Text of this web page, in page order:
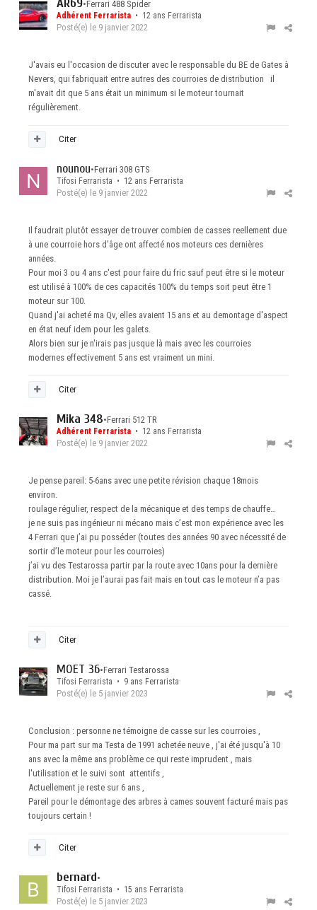
AR69•Ferrari 488 Spider
Adhérent Ferrarista • 12 ans Ferrarista
Posté(e) le 9 janvier 2022
J'avais eu l'occasion de discuter avec le responsable du BE de Gates à
Nevers, qui fabriquait entre autres des courroies de distribution il
m'avait dit que 5 ans était un minimum si le moteur tournait
régulièrement.
Citer
nounou•Ferrari 308 GTS
Tifosi Ferrarista • 12 ans Ferrarista
Posté(e) le 9 janvier 2022
Il faudrait plutôt essayer de trouver combien de casses reellement due
à une courroie hors d'âge ont affecté nos moteurs ces dernières
années.
Pour moi 3 ou 4 ans c'est pour faire du fric sauf peut être si le moteur
est utilisé à 100% de ces capacités 100% du temps soit peut être 1
moteur sur 100.
Quand j'ai acheté ma Qv, elles avaient 15 ans et au demontage d'aspect
en état neuf idem pour les galets.
Alors bien sur je n'irais pas jusque là mais avec les courroies
modernes effectivement 5 ans est vraiment un mini.
Citer
Mika 348•Ferrari 512 TR
Adhérent Ferrarista • 12 ans Ferrarista
Posté(e) le 9 janvier 2022
Je pense pareil: 5-6ans avec une petite révision chaque 18mois
environ.
roulage régulier, respect de la mécanique et des temps de chauffe…
je ne suis pas ingénieur ni mécano mais c’est mon expérience avec les
4 Ferrari que j’ai pu posséder (toutes des années 90 avec nécessité de
sortir d’le moteur pour les courroies)
j’ai vu des Testarossa partir par la route avec 10ans pour la dernière
distribution. Moi je l’aurai pas fait mais en tout cas le moteur n’a pas
cassé.
Citer
MOET 36•Ferrari Testarossa
Tifosi Ferrarista • 9 ans Ferrarista
Posté(e) le 5 janvier 2023
Conclusion : personne ne témoigne de casse sur les courroies ,
Pour ma part sur ma Testa de 1991 achetée neuve , j'ai été jusqu'à 10
ans avec la même ans problème ce qui reste imprudent , mais
l'utilisation et le suivi sont attentifs ,
Actuellement je reste sur 6 ans ,
Pareil pour le démontage des arbres à cames souvent facturé mais pas
toujours certain !
Citer
bernard•
Tifosi Ferrarista • 15 ans Ferrarista
Posté(e) le 5 janvier 2023